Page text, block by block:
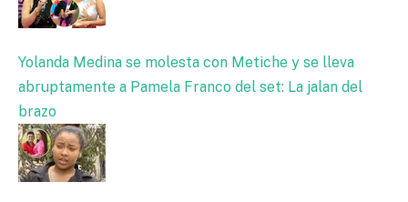
Yolanda Medina se molesta con Metiche y se lleva
abruptamente a Pamela Franco del set: La jalan del
brazo